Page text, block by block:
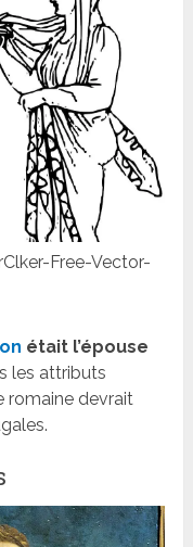
Free-Vector-
était l’épouse
les attributs
romaine devrait